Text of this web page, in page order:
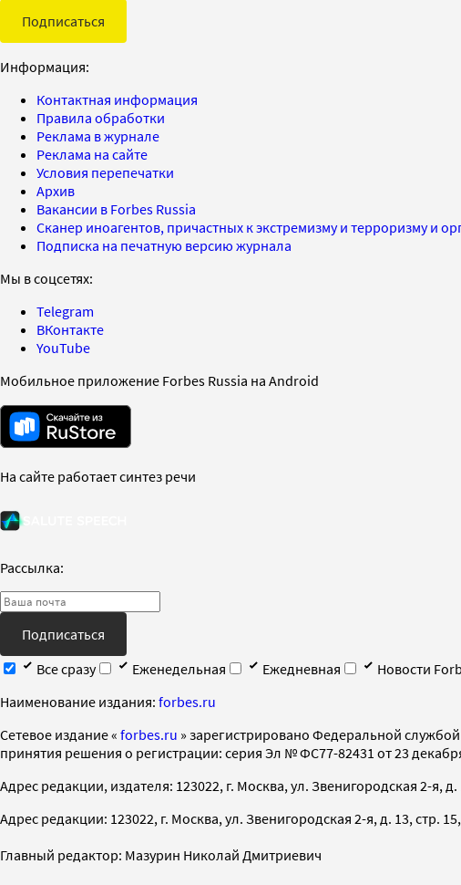
Подписаться
Информация:
Контактная информация
Правила обработки
Реклама в журнале
Реклама на сайте
Условия перепечатки
Архив
Вакансии в Forbes Russia
Сканер иноагентов, причастных к экстремизму и терроризму и
Подписка на печатную версию журнала
Мы в соцсетях:
Telegram
ВКонтакте
YouTube
Мобильное приложение Forbes Russia на Android
На сайте работает синтез речи
Рассылка:
Подписаться
Все сразу
Еженедельная Ежедневная
Новости
Наименование издания: forbes.ru
Cетевое издание « forbes.ru » зарегистрировано Федеральной
принятия решения о регистрации: серия Эл № ФС77-82431 от 23
Адрес редакции, издателя: 123022, г. Москва, ул. Звенигородская 2-я, д.
Адрес редакции: 123022, г. Москва, ул. Звенигородская 2-я, д. 13, стр.
Главный редактор: Мазурин Николай Дмитриевич